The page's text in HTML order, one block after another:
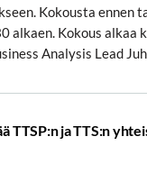
Kokousta ennen
alkaen. Kokous alkaa
Analysis Lead
TTSP:n ja TTS:n